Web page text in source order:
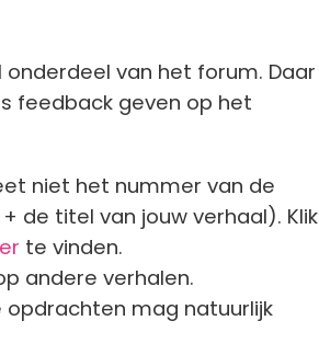
van het forum. Daar
feedback geven op het
niet het nummer van de
de titel van jouw verhaal). Klik
te vinden.
andere verhalen.
opdrachten mag natuurlijk